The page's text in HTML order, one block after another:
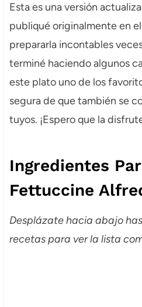
Esta es una versión
publiqué originalmente en
prepararla incontables
terminé haciendo algunos
este plato uno de los
segura de que también se
tuyos. ¡Espero que la
Ingredientes
Fettuccine
Desplázate hacia abajo
recetas para ver la lista